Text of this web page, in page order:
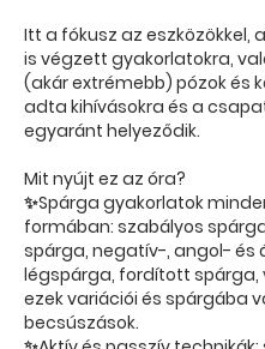
Itt a fókusz az eszközökkel,
is végzett gyakorlatokra,
(akár extrémebb) pózok és
adta kihívásokra és a
egyaránt helyeződik.
Mit nyújt ez az óra?
✨Spárga gyakorlatok
formában: szabályos
spárga, negatív-, angol- és
légspárga, fordított spárga,
ezek variációi és spárgába
becsúszások.